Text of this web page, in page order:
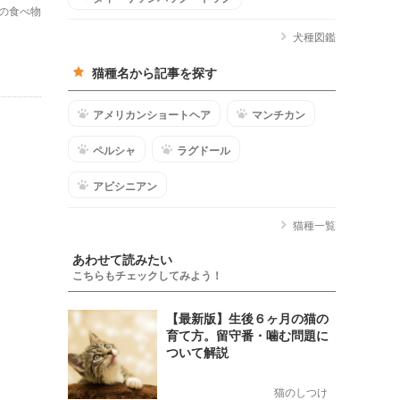
食べ物
犬種図鑑
猫種名から記事を探す
アメリカンショートヘア マンチカン
ペルシャ ラグドール
アビシニアン
猫種一覧
あわせて読みたい
こちらもチェックしてみよう！
【最新版】生後６ヶ月の猫の
育て方。留守番・噛む問題に
ついて解説
猫のしつけ